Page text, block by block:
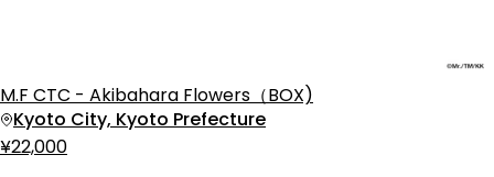
M.F CTC - Akibahara Flowers（BOX)
Kyoto City, Kyoto Prefecture
¥22,000